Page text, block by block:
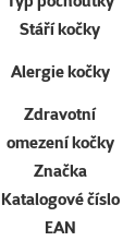
Stáří kočky
Alergie kočky
Zdravotní
omezení kočky
Značka
Katalogové číslo
EAN